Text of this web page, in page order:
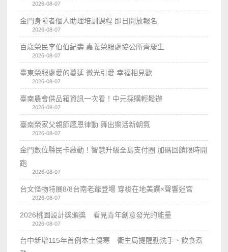
2026-08-07
金門身障者個人助理培訓課程 即日開放報名
2026-08-07
百歲榮民李伯伯紀壽 嘉義榮服處協公所齊慶生
2026-08-07
臺東榮服處愛的蔓延 微光引愛 幸福相見歡
2026-08-07
臺南農會供品箱資訊一次看！中元採購輕鬆辦
2026-08-07
臺南榮家父親節感恩律動 舞出樂活新朝氣
2026-08-07
金門數位縣民卡啟動！智慧升級全島支付圈 加碼回饋限時開
跑
2026-08-07
台文怪物特展8/8台南老爺登場 穿梭在地美饌×聲響迷宮
2026-08-07
2026桃園設計獎頒獎 看見青年創意發光的能量
2026-08-07
台中新增115年首例本土傷寒 衛生局提醒勤洗手、飲食煮